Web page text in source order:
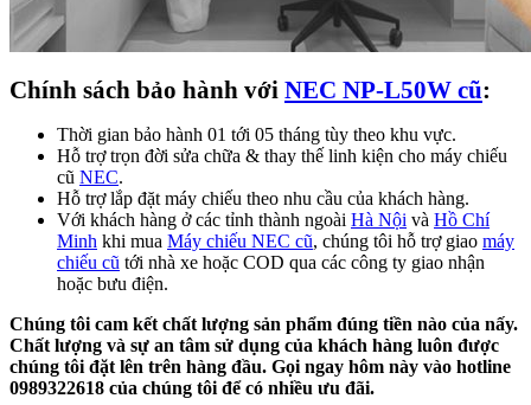
Chính sách bảo hành với NEC NP-L50W cũ:
Thời gian bảo hành 01 tới 05 tháng tùy theo khu vực.
Hỗ trợ trọn đời sửa chữa & thay thế linh kiện cho máy chiếu
cũ NEC.
Hỗ trợ lắp đặt máy chiếu theo nhu cầu của khách hàng.
Với khách hàng ở các tỉnh thành ngoài Hà Nội và Hồ Chí
Minh khi mua Máy chiếu NEC cũ, chúng tôi hỗ trợ giao máy
chiếu cũ tới nhà xe hoặc COD qua các công ty giao nhận
hoặc bưu điện.
Chúng tôi cam kết chất lượng sản phẩm đúng tiền nào của nấy.
Chất lượng và sự an tâm sử dụng của khách hàng luôn được
chúng tôi đặt lên trên hàng đầu. Gọi ngay hôm này vào hotline
0989322618 của chúng tôi để có nhiều ưu đãi.